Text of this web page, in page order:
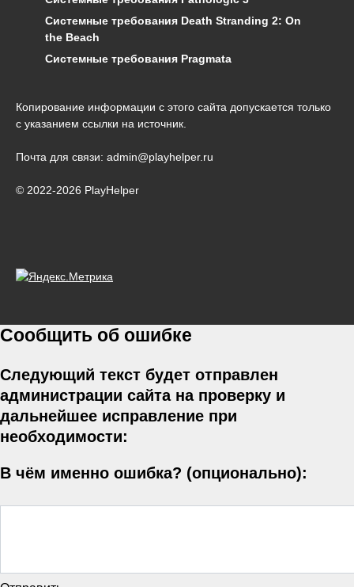
Системные требования Death Stranding 2: On
the Beach
Системные требования Pragmata
Копирование информации с этого сайта допускается только
с указанием ссылки на источник.
Почта для связи: admin@playhelper.ru
© 2022-2026 PlayHelper
Сообщить об ошибке
Следующий текст будет отправлен
администрации сайта на проверку и
дальнейшее исправление при
необходимости:
В чём именно ошибка? (опционально):